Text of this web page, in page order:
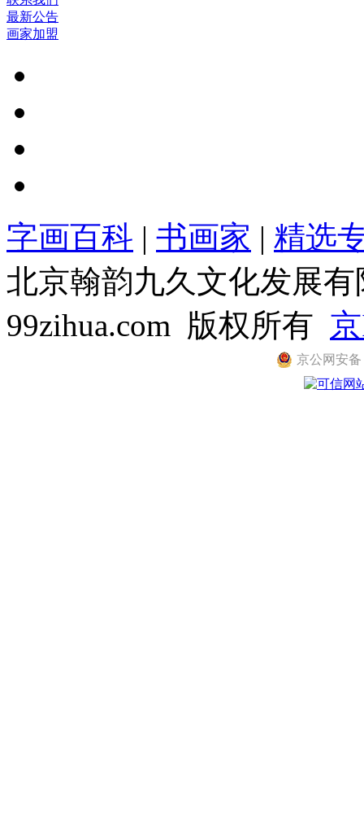
最新公告
画家加盟
字画百科 | 书画家 | 精选
北京翰韵九久文化发展
99zihua.com 版权所有
京公网安备